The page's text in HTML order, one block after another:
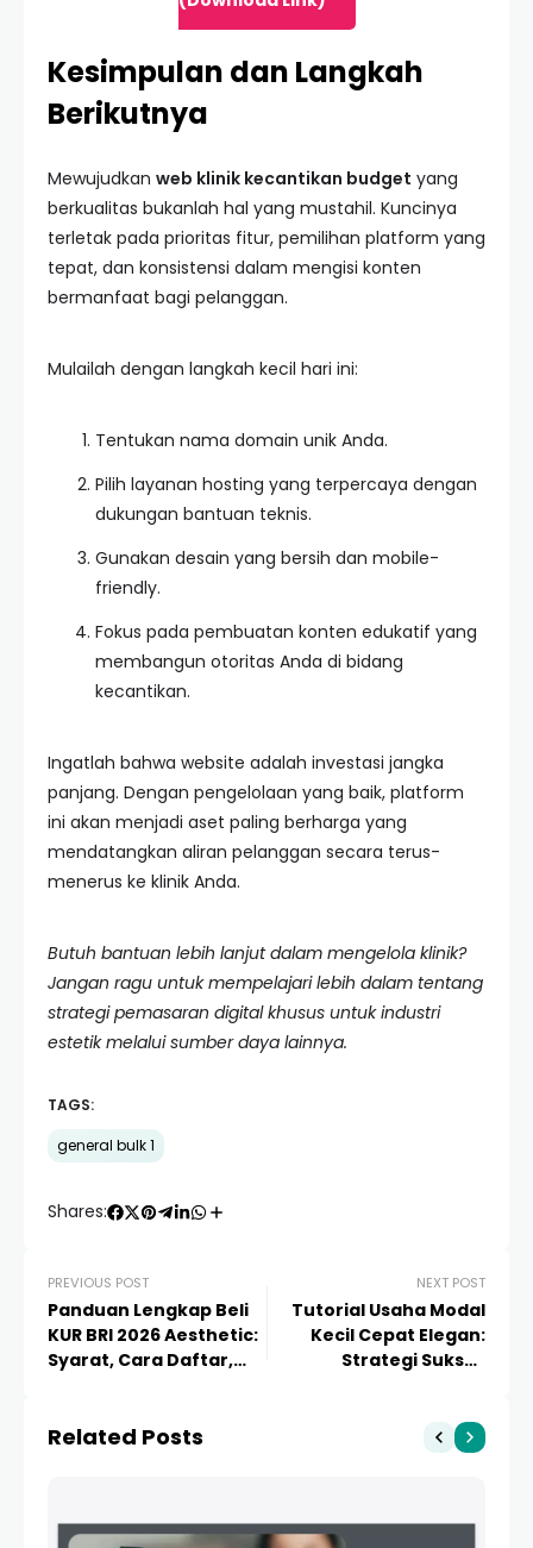
Kesimpulan dan Langkah
Berikutnya
Mewujudkan web klinik kecantikan budget yang
berkualitas bukanlah hal yang mustahil. Kuncinya
terletak pada prioritas fitur, pemilihan platform yang
tepat, dan konsistensi dalam mengisi konten
bermanfaat bagi pelanggan.
Mulailah dengan langkah kecil hari ini:
Tentukan nama domain unik Anda.
Pilih layanan hosting yang terpercaya dengan
dukungan bantuan teknis.
Gunakan desain yang bersih dan mobile-
friendly.
Fokus pada pembuatan konten edukatif yang
membangun otoritas Anda di bidang
kecantikan.
Ingatlah bahwa website adalah investasi jangka
panjang. Dengan pengelolaan yang baik, platform
ini akan menjadi aset paling berharga yang
mendatangkan aliran pelanggan secara terus-
menerus ke klinik Anda.
Butuh bantuan lebih lanjut dalam mengelola klinik?
Jangan ragu untuk mempelajari lebih dalam tentang
strategi pemasaran digital khusus untuk industri
estetik melalui sumber daya lainnya.
TAGS:
general bulk 1
Shares:
PREVIOUS POST
Panduan Lengkap Beli
KUR BRI 2026 Aesthetic:
Syarat, Cara Daftar,
NEXT POST
Tutorial Usaha Modal
Kecil Cepat Elegan:
Strategi Sukses
Related Posts